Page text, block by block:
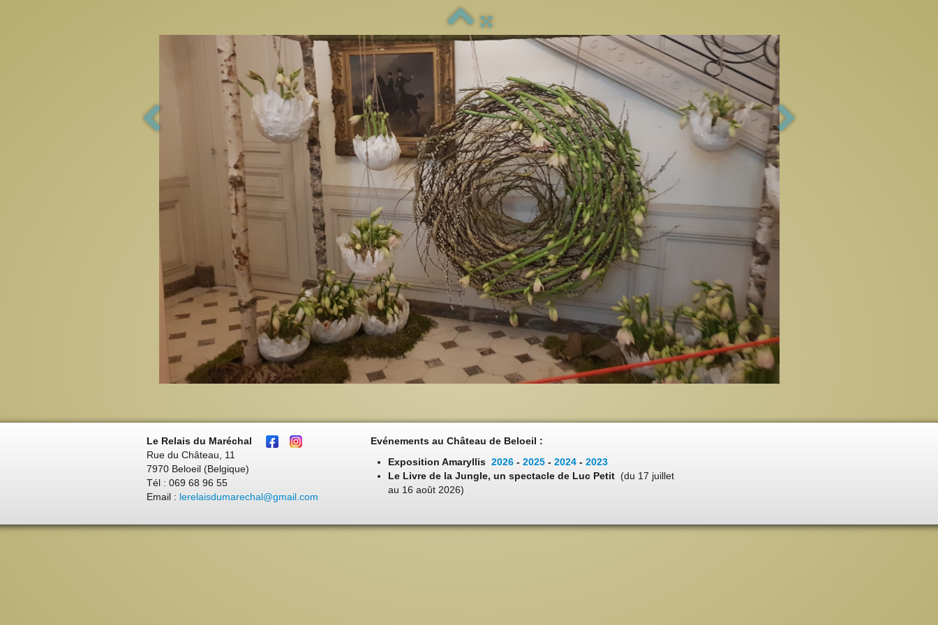
Le Relais du Maréchal
Rue du Château, 11
7970 Beloeil (Belgique)
Tél : 069 68 96 55
Email : lerelaisdumarechal@gmail.com
Evénements au Château de Beloeil :
Exposition Amaryllis 2026 -2025 -2024 -2023
Le Livre de la Jungle, un spectacle de Luc Petit(du 17 juillet
au 16 août 2026)